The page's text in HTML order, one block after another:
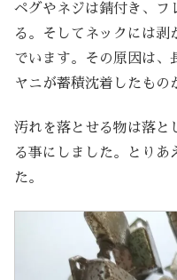
ペグやネジは錆付き、フ
る。そしてネックには剥
でいます。その原因は、
ヤニが蓄積沈着したもの
汚れを落とせる物は落と
る事にしました。とりあ
た。